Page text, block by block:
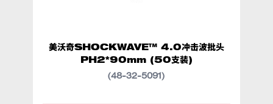
美沃奇SHOCKWAVE™ 4.0冲击波批头
PH2*90mm (50支装)
(48-32-5091)